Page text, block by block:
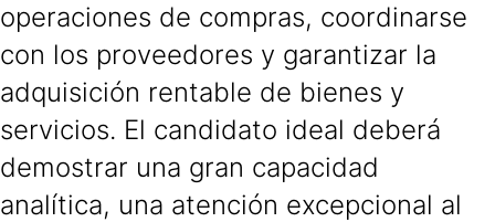
operaciones de compras, coordinarse
con los proveedores y garantizar la
adquisición rentable de bienes y
servicios. El candidato ideal deberá
demostrar una gran capacidad
analítica, una atención excepcional al